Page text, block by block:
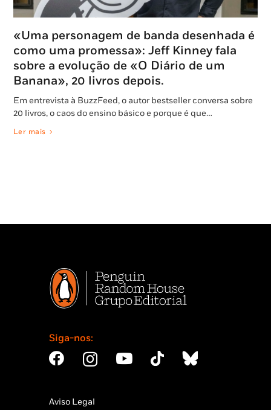
«Uma personagem de banda desenhada é
como uma promessa»: Jeff Kinney fala
sobre a evolução de «O Diário de um
Banana», 20 livros depois.
Em entrevista à BuzzFeed, o autor bestseller conversa sobre
20 livros, o caos do ensino básico e porque é que…
Ler mais
Siga-nos:
Aviso Legal